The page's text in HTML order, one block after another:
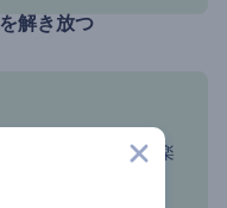
解き放つ
イゼーションで、音楽